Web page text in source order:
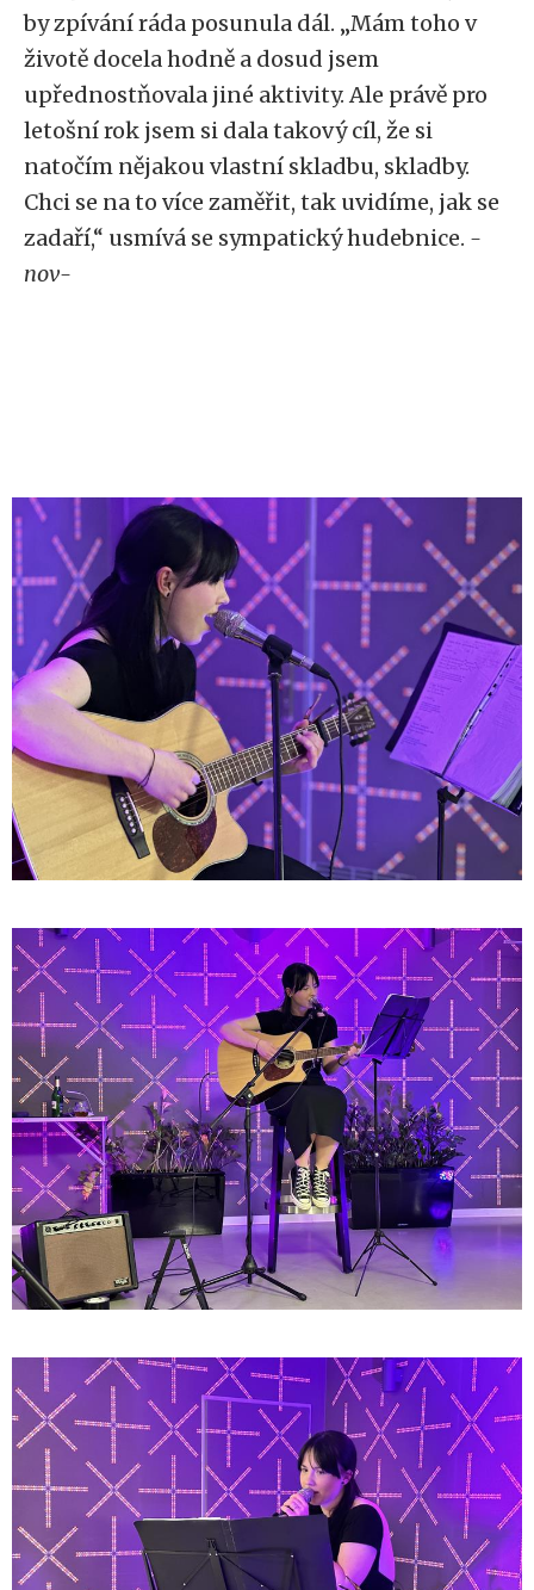
by zpívání ráda posunula dál. „Mám toho v
životě docela hodně a dosud jsem
upřednostňovala jiné aktivity. Ale právě pro
letošní rok jsem si dala takový cíl, že si
natočím nějakou vlastní skladbu, skladby.
Chci se na to více zaměřit, tak uvidíme, jak se
zadaří,“ usmívá se sympatický hudebnice. -
nov-